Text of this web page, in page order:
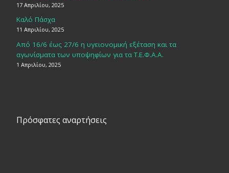
17 Απριλίου, 2025
Καλό Πάσχα
11 Απριλίου, 2025
Από 16/6 έως 27/6 η υγειονομική εξέταση και τα
αγωνίσματα των υποψηφίων για τα Τ.Ε.Φ.Α.Α.
1 Απριλίου, 2025
Πρόσφατες αναρτήσεις